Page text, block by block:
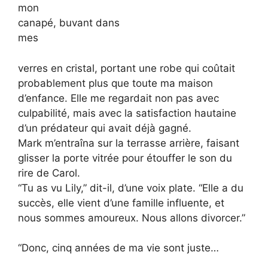
mon
canapé, buvant dans
mes
verres en cristal, portant une robe qui coûtait
probablement plus que toute ma maison
d’enfance. Elle me regardait non pas avec
culpabilité, mais avec la satisfaction hautaine
d’un prédateur qui avait déjà gagné.
Mark m’entraîna sur la terrasse arrière, faisant
glisser la porte vitrée pour étouffer le son du
rire de Carol.
“Tu as vu Lily,” dit-il, d’une voix plate. “Elle a du
succès, elle vient d’une famille influente, et
nous sommes amoureux. Nous allons divorcer.”
“Donc, cinq années de ma vie sont juste…